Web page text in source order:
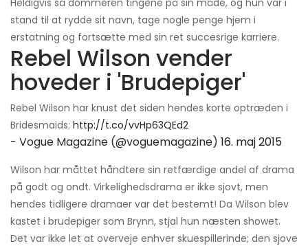
stand til at rydde sit navn, tage nogle penge hjem i
erstatning og fortsætte med sin ret succesrige karriere.
Rebel Wilson vender
hoveder i 'Brudepiger'
Rebel Wilson har knust det siden hendes korte optræden i
Bridesmaids: http://t.co/vvHp63QEd2
- Vogue Magazine (@voguemagazine) 16. maj 2015
Wilson har måttet håndtere sin retfærdige andel af drama
på godt og ondt. Virkelighedsdrama er ikke sjovt, men
hendes tidligere dramaer var det bestemt! Da Wilson blev
kastet i brudepiger som Brynn, stjal hun næsten showet.
Det var ikke let at overveje enhver skuespillerinde; den sjove